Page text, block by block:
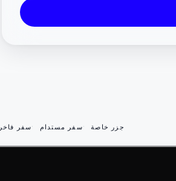
سفر فاخر سفر مستدام جزر خاصة